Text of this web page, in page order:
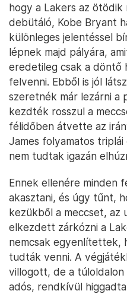
hogy a Lakers az
debütáló, Kobe Bryant
különleges jelentéssel
lépnek majd pályára,
eredetileg csak a
felvenni. Ebből is jól
szeretnék már lezárni a
kezdték rosszul a
félidőben átvette az
James folyamatos
nem tudtak igazán
Ennek ellenére minden
akasztani, és úgy tűnt,
kezükből a meccset, az
elkezdett zárkózni a
nemcsak egyenlítettek,
tudták venni. A
villogott, de a túloldalon
adós, rendkívül